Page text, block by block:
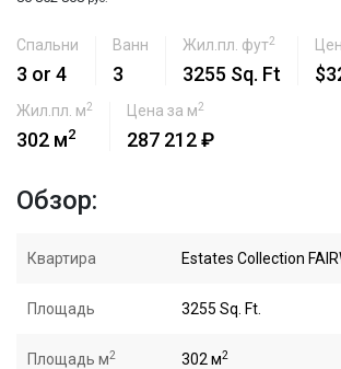
Спальни
3 or 4
Ванн
3
Жил.пл. фут2
3255 Sq. Ft
Жил.пл. м2
302 м2
Цена за м2
287 212 ₽
Обзор:
Квартира Estates Collection
Площадь 3255 Sq. Ft.
Площадь м2 302 м2